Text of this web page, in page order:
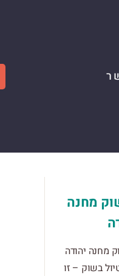
מחנה
מחנה יהודה
בשוק – זו